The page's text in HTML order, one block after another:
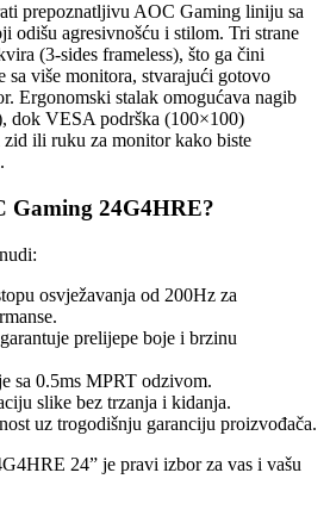
prepoznatljivu AOC Gaming liniju sa
odišu agresivnošću i stilom. Tri strane
(3-sides frameless), što ga čini
sa više monitora, stvarajući gotovo
Ergonomski stalak omogućava nagib
dok VESA podrška (100×100)
zid ili ruku za monitor kako biste
Gaming 24G4HRE?
osvježavanja od 200Hz za
prelijepe boje i brzinu
sa 0.5ms MPRT odzivom.
slike bez trzanja i kidanja.
uz trogodišnju garanciju proizvođača.
24” je pravi izbor za vas i vašu